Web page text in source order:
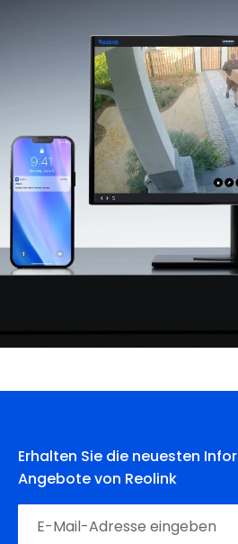
Erhalten Sie die neuesten
Angebote von Reolink